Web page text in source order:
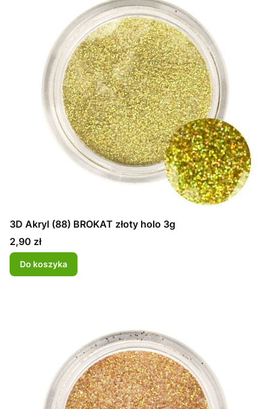
3D Akryl (88) BROKAT złoty holo 3g
Cena
2,90 zł
Do koszyka